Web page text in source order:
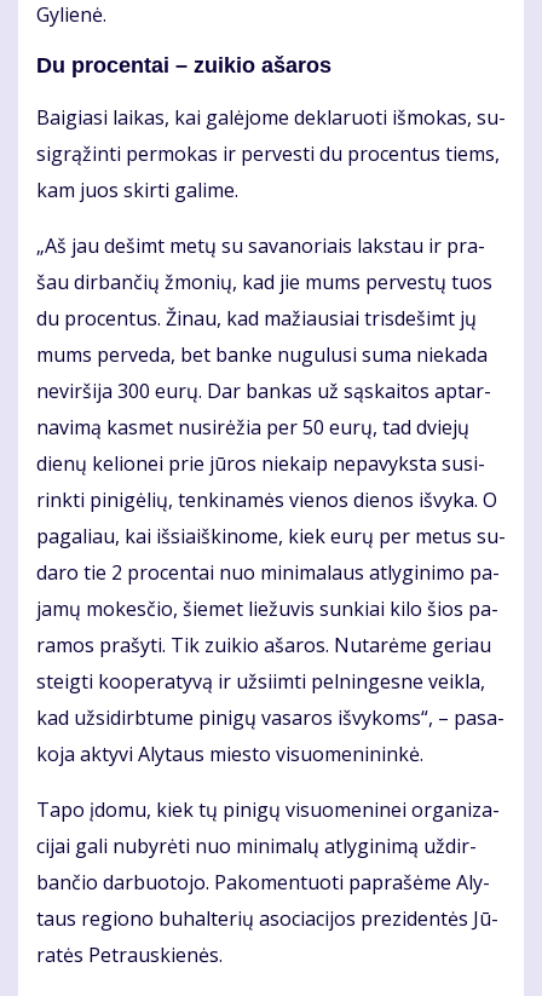
Gy­lie­nė.
Du pro­cen­tai – zui­kio aša­ros
Bai­gia­si lai­kas, kai ga­lė­jo­me de­kla­ruo­ti iš­mo­kas, su­
sig­rą­žin­ti per­mo­kas ir per­ves­ti du pro­cen­tus tiems,
kam juos skir­ti ga­li­me.
„Aš jau de­šimt me­tų su sa­va­no­riais laks­tau ir pra­
šau dir­ban­čių žmo­nių, kad jie mums per­ves­tų tuos
du pro­cen­tus. Ži­nau, kad ma­žiau­siai tris­de­šimt jų
mums per­ve­da, bet ban­ke nu­gu­lu­si su­ma nie­ka­da
ne­vir­ši­ja 300 eu­rų. Dar ban­kas už są­skai­tos ap­tar­
na­vi­mą kas­met nu­si­rė­žia per 50 eu­rų, tad dvie­jų
die­nų ke­lio­nei prie jū­ros nie­kaip ne­pa­vyks­ta su­si­
rink­ti pi­ni­gė­lių, ten­ki­na­mės vie­nos die­nos iš­vy­ka. O
pa­ga­liau, kai iš­si­aiš­ki­no­me, kiek eu­rų per me­tus su­
da­ro tie 2 pro­cen­tai nuo mi­ni­ma­laus at­ly­gi­ni­mo pa­
ja­mų mo­kes­čio, šie­met lie­žu­vis sun­kiai ki­lo šios pa­
ra­mos pra­šy­ti. Tik zui­kio aša­ros. Nu­ta­rė­me ge­riau
steig­ti ko­o­pe­ra­ty­vą ir už­si­im­ti pel­nin­ges­ne veik­la,
kad už­si­dirb­tu­me pi­ni­gų va­sa­ros iš­vy­koms“, – pa­sa­
ko­ja ak­ty­vi Aly­taus mies­to vi­suo­me­ni­nin­kė.
Ta­po įdo­mu, kiek tų pi­ni­gų vi­suo­me­ni­nei or­ga­ni­za­
ci­jai ga­li nu­by­rė­ti nuo mi­ni­ma­lų at­ly­gi­ni­mą už­dir­
ban­čio dar­buo­to­jo. Pa­ko­men­tuo­ti pa­pra­šė­me Aly­
taus re­gio­no bu­hal­te­rių aso­cia­ci­jos pre­zi­den­tės Jū­
ra­tės Pet­raus­kie­nės.